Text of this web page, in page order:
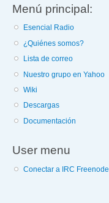
Menú principal:
Esencial Radio
¿Quiénes somos?
Lista de correo
Nuestro grupo en Yahoo
Wiki
Descargas
Documentación
User menu
Conectar a IRC Freenode